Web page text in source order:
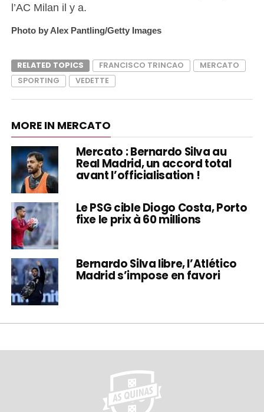
l’AC Milan il y a.
Photo by Alex Pantling/Getty Images
RELATED TOPICS FRANCISCO TRINCAO
MERCATO
SPORTING
VEDETTE
MORE IN MERCATO
Mercato : Bernardo Silva au
Real Madrid, un accord total
avant l’officialisation !
Le PSG cible Diogo Costa, Porto
fixe le prix à 60 millions
Bernardo Silva libre, l’Atlético
Madrid s’impose en favori